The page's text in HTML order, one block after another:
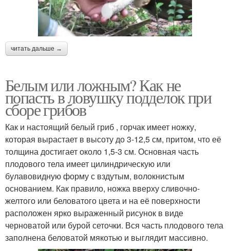
читать дальше →
Белым или ложным? Как не
попасть в ловушку подделок при
сборе грибов
Как и настоящий белый гриб , горчак имеет ножку,
которая вырастает в высоту до 3-12,5 см, притом, что её
толщина достигает около 1,5-3 см. Основная часть
плодового тела имеет цилиндрическую или
булавовидную форму с вздутым, волокнистым
основанием. Как правило, ножка вверху сливочно-
желтого или беловатого цвета и на её поверхности
расположен ярко выраженный рисунок в виде
черноватой или бурой сеточки. Вся часть плодового тела
заполнена беловатой мякотью и выглядит массивно.